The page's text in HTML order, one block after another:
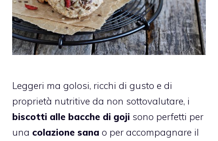
Leggeri ma golosi, ricchi di gusto e di
proprietà nutritive da non sottovalutare, i
biscotti alle bacche di goji sono perfetti per
una colazione sana o per accompagnare il